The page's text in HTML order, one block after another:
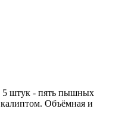
5 штук - пять пышных
Объёмная и